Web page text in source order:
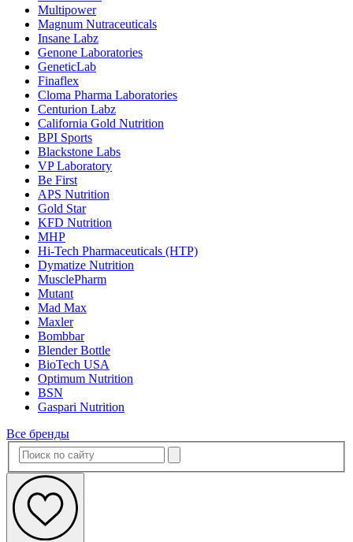
Multipower
Magnum Nutraceuticals
Insane Labz
Genone Laboratories
GeneticLab
Finaflex
Cloma Pharma Laboratories
Centurion Labz
California Gold Nutrition
BPI Sports
Blackstone Labs
VP Laboratory
Be First
APS Nutrition
Gold Star
KFD Nutrition
MHP
Hi-Tech Pharmaceuticals (HTP)
Dymatize Nutrition
MusclePharm
Mutant
Mad Max
Maxler
Bombbar
Blender Bottle
BioTech USA
Optimum Nutrition
BSN
Gaspari Nutrition
Все бренды